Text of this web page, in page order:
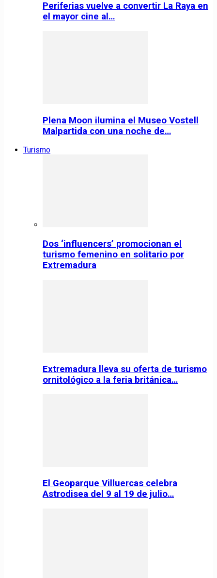
Periferias vuelve a convertir La Raya en
el mayor cine al…
Plena Moon ilumina el Museo Vostell
Malpartida con una noche de…
Turismo
Dos ‘influencers’ promocionan el
turismo femenino en solitario por
Extremadura
Extremadura lleva su oferta de turismo
ornitológico a la feria británica…
El Geoparque Villuercas celebra
Astrodisea del 9 al 19 de julio…